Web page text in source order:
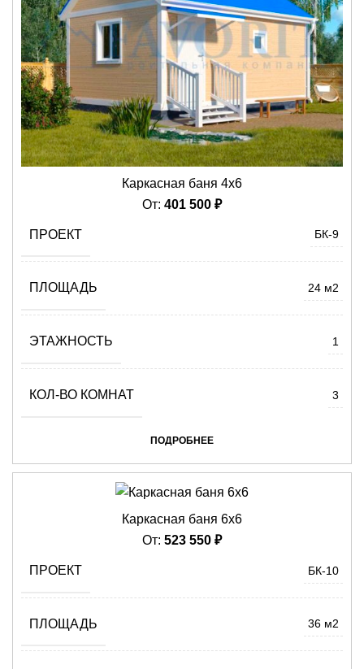
Каркасная баня 4х6
От: 401 500 ₽
ПРОЕКТ БК-9
ПЛОЩАДЬ 24 м2
ЭТАЖНОСТЬ 1
КОЛ-ВО КОМНАТ 3
ПОДРОБНЕЕ
Каркасная баня 6х6
От: 523 550 ₽
ПРОЕКТ БК-10
ПЛОЩАДЬ 36 м2